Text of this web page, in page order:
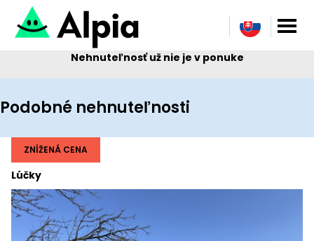
Nehnuteľnosť už nie je v ponuke
Podobné nehnuteľnosti
Lúčky
ZNÍŽENÁ CENA